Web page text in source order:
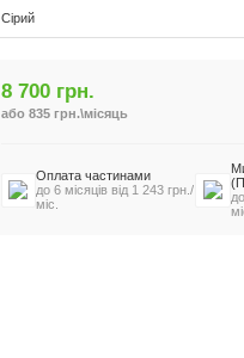
Сірий
8 700 грн.
або 835 грн.\місяць
Оплата частинами
до 6 місяців від 1 243 грн./
міс.